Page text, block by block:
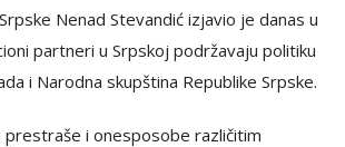
Nenad Stevandić izjavio je danas u
partneri u Srpskoj podržavaju politiku
i Narodna skupština Republike Srpske.
prestraše i onesposobe različitim